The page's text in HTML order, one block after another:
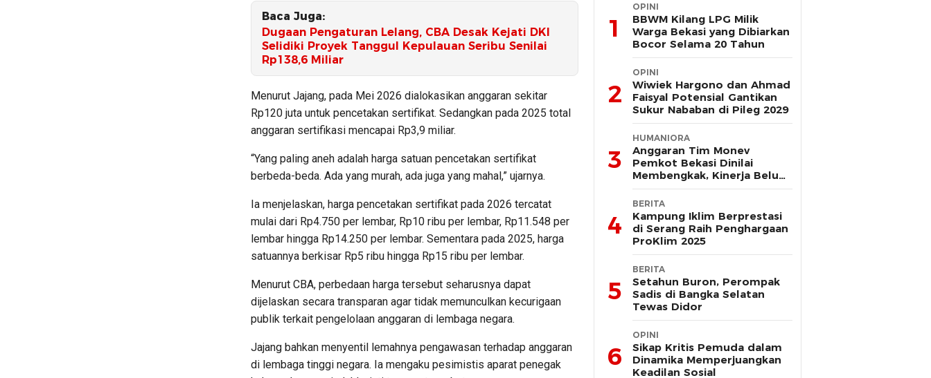
Baca Juga:
Dugaan Pengaturan Lelang, CBA Desak Kejati DKI
Selidiki Proyek Tanggul Kepulauan Seribu Senilai
Rp138,6 Miliar
Menurut Jajang, pada Mei 2026 dialokasikan anggaran sekitar
Rp120 juta untuk pencetakan sertifikat. Sedangkan pada 2025 total
anggaran sertifikasi mencapai Rp3,9 miliar.
“Yang paling aneh adalah harga satuan pencetakan sertifikat
berbeda-beda. Ada yang murah, ada juga yang mahal,” ujarnya.
Ia menjelaskan, harga pencetakan sertifikat pada 2026 tercatat
mulai dari Rp4.750 per lembar, Rp10 ribu per lembar, Rp11.548 per
lembar hingga Rp14.250 per lembar. Sementara pada 2025, harga
satuannya berkisar Rp5 ribu hingga Rp15 ribu per lembar.
Menurut CBA, perbedaan harga tersebut seharusnya dapat
dijelaskan secara transparan agar tidak memunculkan kecurigaan
publik terkait pengelolaan anggaran di lembaga negara.
Jajang bahkan menyentil lemahnya pengawasan terhadap anggaran
di lembaga tinggi negara. Ia mengaku pesimistis aparat penegak
1
OPINI
BBWM Kilang LPG Milik
Warga Bekasi yang Dibiarkan
Bocor Selama 20 Tahun
2
OPINI
Wiwiek Hargono dan Ahmad
Faisyal Potensial Gantikan
Sukur Nababan di Pileg 2029
3
HUMANIORA
Anggaran Tim Monev
Pemkot Bekasi Dinilai
Membengkak, Kinerja Belum
Terbukti Efektif
4
BERITA
Kampung Iklim Berprestasi
di Serang Raih Penghargaan
ProKlim 2025
5
BERITA
Setahun Buron, Perompak
Sadis di Bangka Selatan
Tewas Didor
6
OPINI
Sikap Kritis Pemuda dalam
Dinamika Memperjuangkan
Keadilan Sosial